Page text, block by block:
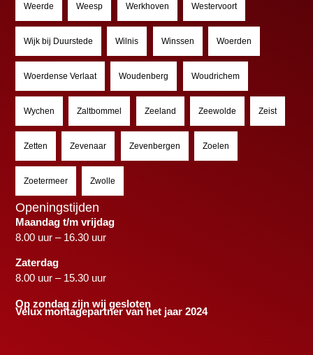
Weerde Weesp Werkhoven Westervoort
Wijk bij Duurstede Wilnis Winssen Woerden
Woerdense Verlaat Woudenberg Woudrichem
Wychen Zaltbommel Zeeland Zeewolde Zeist
Zetten Zevenaar Zevenbergen Zoelen
Zoetermeer Zwolle
Openingstijden
Maandag t/m vrijdag
8.00 uur – 16.30 uur
Zaterdag
8.00 uur – 15.30 uur
Op zondag zijn wij gesloten
Velux montagepartner van het jaar 2024